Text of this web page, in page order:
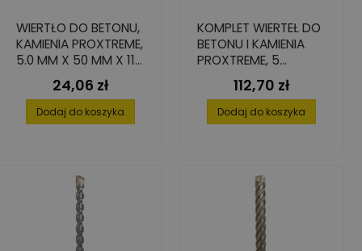
WIERTŁO DO BETONU,
KAMIENIA PROXTREME,
5.0 MM X 50 MM X 115
Cena
24,06 zł
Dodaj do koszyka
KOMPLET WIERTEŁ DO
BETONU I KAMIENIA
PROXTREME, 5
ELEMENTÓW: 4-10 MM
Cena
112,70 zł
Dodaj do koszyka